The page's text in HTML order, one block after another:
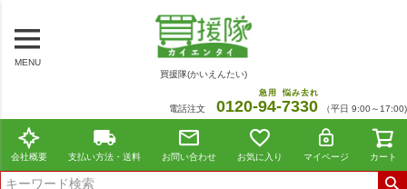
MENU
買援隊(かいえんたい)
電話注文 0120-94
急用
-7330
悩み去れ
（平日 9:00～17:00)
会社概要 支払い方法・送料 お問い合わせ お気に入り マイページ カート